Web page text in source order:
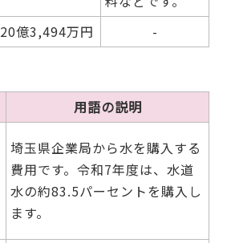
20億3,494万円
-
用語の説明
埼玉県企業局から水を購入する
費用です。令和7年度は、水道
水の約83.5パーセントを購入し
ます。